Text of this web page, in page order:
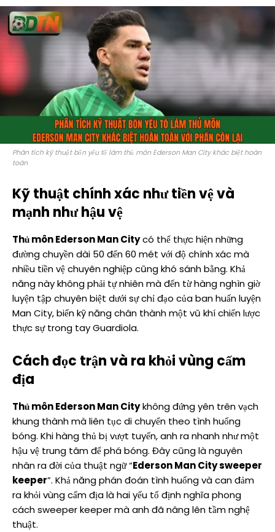
Phân tích kỹ thuật bốn yếu tố làm thủ môn Ederson Man City khác biệt hoàn
toàn
Kỹ thuật chính xác như tiền vệ và
mạnh như hậu vệ
Thủ môn Ederson Man Citycó thể thực hiện những
đường chuyền dài 50 đến 60 mét với độ chính xác mà
nhiều tiền vệ chuyên nghiệp cũng khó sánh bằng. Khả
năng này không phải tự nhiên mà đến từ hàng nghìn giờ
luyện tập chuyên biệt dưới sự chỉ đạo của ban huấn luyện
Man City, biến kỹ năng chân thành một vũ khí chiến lược
thực sự trong tay Guardiola.
Cách đọc trận và ra khỏi vùng cấm
địa
Thủ môn Ederson Man Citykhông đứng yên trên vạch
khung thành mà liên tục di chuyển theo tình huống
bóng. Khi hàng thủ bị vượt tuyến, anh ra nhanh như một
hậu vệ trung tâm để phá bóng. Đây cũng là nguyên
nhân ra đời của thuật ngữ “Ederson Man City sweeper
keeper”. Khả năng phán đoán tình huống và can đảm
ra khỏi vùng cấm địa là hai yếu tố định nghĩa phong
cách sweeper keeper mà anh đã nâng lên tầm nghệ
thuật.